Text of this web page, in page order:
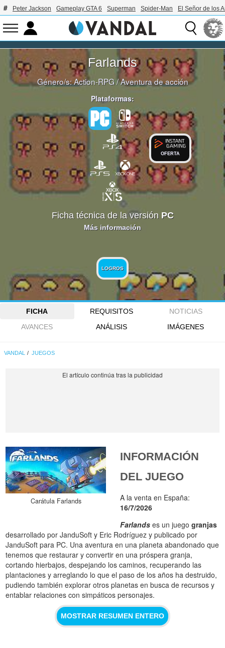
Peter Jackson Gameplay GTA 6 Superman Spider-Man El Señor de los
Farlands
Género/s:Action-RPG/Aventura de acción
Plataformas:
OFERTA
Ficha técnica de la versión PC
Más información
LOGROS
FICHA REQUISITOS
NOTICIAS
AVANCES
ANÁLISIS IMÁGENES
VANDAL JUEGOS
Carátula Farlands
INFORMACIÓN
DEL JUEGO
A la venta en España:
16/7/2026
Farlands es un juegogranjas
desarrollado por JanduSoft y Eric Rodríguez y publicado por
JanduSoft para PC. Una aventura en una planeta abandonado que
tenemos que restaurar y convertir en una próspera granja,
cortando hierbajos, despejando los caminos, recuperando las
plantaciones y arreglando lo que el paso de los años ha destruido,
pudiendo también explorar otros planetas en busca de recursos y
entablar relaciones con simpáticos personajes.
MOSTRAR RESUMEN ENTERO